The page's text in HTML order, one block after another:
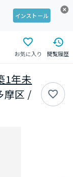
インストール
お気に入り 閲覧履歴
1年未
摩区 /